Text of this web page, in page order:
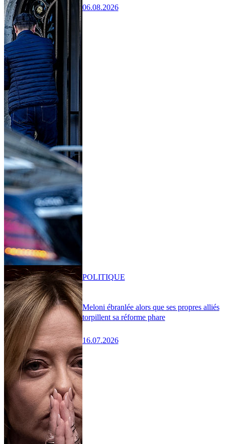
06.08.2026
Meloni ébranlée alors que ses propres alliés
torpillent sa réforme phare
16.07.2026
POLITIQUE